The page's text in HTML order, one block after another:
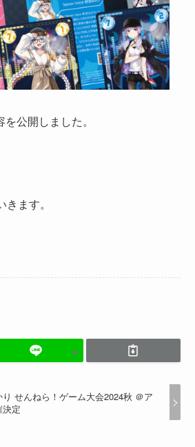
公開しました。
ます。
り せんねら！ゲーム大会2024秋 ＠ア
決定